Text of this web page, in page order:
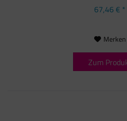
67,46 € *
Merken
Zum